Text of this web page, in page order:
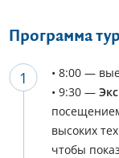
Программа
• 8:00 —
• 9:30 —
высоких
чтобы